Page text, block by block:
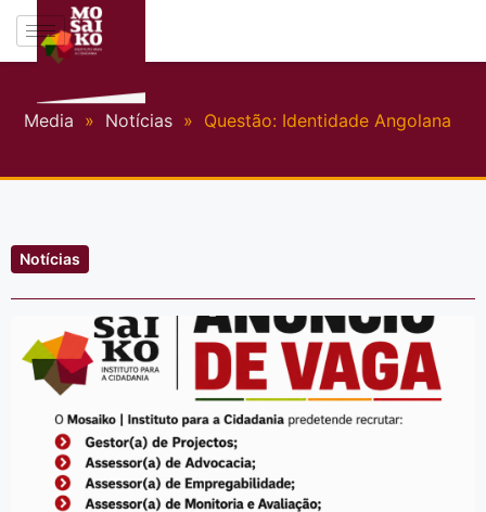
Media » Notícias » Questão: Identidade Angolana
Notícias